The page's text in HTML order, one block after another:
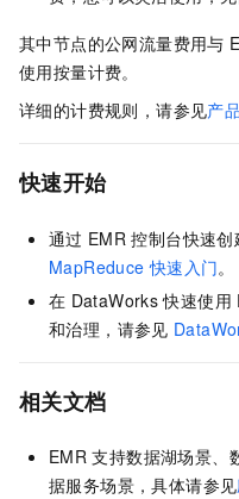
其中节点的公网流量费用与
使用按量计费。
详细的计费规则，请参见产
快速开始
通过 EMR 控制台快速
MapReduce 快速入门。
在 DataWorks 快速使用
和治理，请参见
相关文档
EMR 支持数据湖场景、
据服务场景，具体请参见